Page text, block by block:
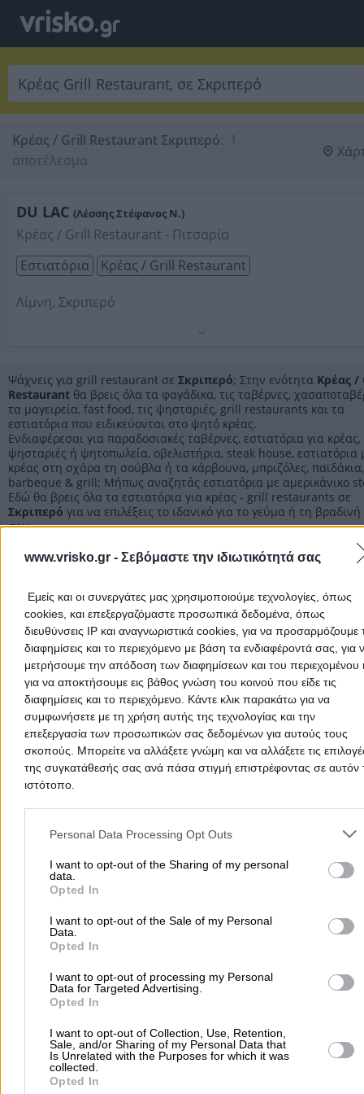
www.vrisko.gr - Σεβόμαστε την ιδιωτικότητά σας
Εμείς και οι συνεργάτες μας χρησιμοποιούμε τεχνολογίες, όπως
cookies, και επεξεργαζόμαστε προσωπικά δεδομένα, όπως
διευθύνσεις IP και αναγνωριστικά cookies, για να προσαρμόζουμε
διαφημίσεις και το περιεχόμενο με βάση τα ενδιαφέροντά σας, για
μετρήσουμε την απόδοση των διαφημίσεων και του περιεχομένου
για να αποκτήσουμε εις βάθος γνώση του κοινού που είδε τις
διαφημίσεις και το περιεχόμενο. Κάντε κλικ παρακάτω για να
συμφωνήσετε με τη χρήση αυτής της τεχνολογίας και την
επεξεργασία των προσωπικών σας δεδομένων για αυτούς τους
σκοπούς. Μπορείτε να αλλάξετε γνώμη και να αλλάξετε τις
της συγκατάθεσής σας ανά πάσα στιγμή επιστρέφοντας σε αυτόν
ιστότοπο.
Please note that this website/app uses one or more Google
and may gather and store information including but not limited to
to Google and its third-party tags to use your data for below
purposes in below Google consent section.
Personal Data Processing Opt Outs
I want to opt-out of the Sharing of my personal
data.
Opted In
I want to opt-out of the Sale of my Personal
Data.
Opted In
I want to opt-out of processing my Personal
Data for Targeted Advertising.
Opted In
I want to opt-out of Collection, Use, Retention,
Sale, and/or Sharing of my Personal Data that
Is Unrelated with the Purposes for which it was
collected.
Opted In
Κρέας / Grill Restaurant Σκριπερό: 1
αποτέλεσμα
DU LAC (Λέσσης Στέφανος Ν.)
Κρέας / Grill Restaurant - Πιτσαρία
Εστιατόρια
Κρέας / Grill Restaurant
Λίμνη, Σκριπερό
Ψάχνεις για grill restaurant σε Σκριπερό; Στην ενότητα Κρέας /
Restaurant θα βρεις όλα τα φαγάδικα, τις ταβέρνες,
τα μαγειρεία, fast food, τις ψησταριές, grill restaurants και τα
εστιατόρια που ειδικεύονται στο ψητό κρέας.
Ενδιαφέρεσαι για παραδοσιακές ταβέρνες, εστιατόρια για κρέας,
ψησταριές ή ψητοπωλεία, οβελιστήρια, steak house, εστιατόρια
κρέας στη σχάρα τη σούβλα ή τα κάρβουνα, μπριζόλες, παϊδάκια,
barbeque & grill; Μήπως αναζητάς εστιατόρια με αμερικάνικο
Εδώ θα βρεις όλα τα εστιατόρια για κρέας - grill restaurants σε
Σκριπερό για να επιλέξεις το ιδανικό για το γεύμα ή τη
σου.
Η επαγγελματική εμπειρία, οι εγκαταστάσεις, το μενού, η
πιάτων, και η γρήγορη εξυπηρέτηση, είναι κάποια από τα βασικά
Κρέας Grill Restaurant Κέρκυρας
Κρέας Grill Restaurant
Αρχική > Νομός ΚΕΡΚΥΡΑΣ > Σκριπερό > Κρέας Grill Restaurant
Δημοφιλείς Αναζητήσεις
Μετακομίσεις & Μεταφορές
Συνεργεία Αυτοκινήτων
περισσότερα >>
Τοπική Αναζήτηση
Θεσσαλονίκη
Πειραιάς Κέρκυρα Χανιά Καλαμάτα
περισσότερα >>
Χρήσιμα Σήμερα
Εφημερίες Φαρμακείων